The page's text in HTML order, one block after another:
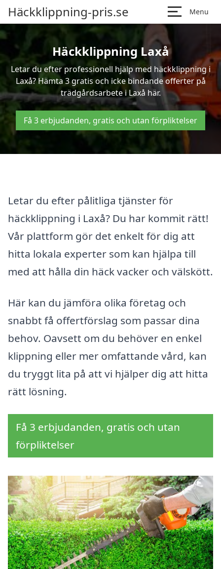
Häckklippning-pris.se Menu
Häckklippning Laxå
Letar du efter professionell hjälp med häckklippning i
Laxå? Hämta 3 gratis och icke bindande offerter på
trädgårdsarbete i Laxå här.
Få 3 erbjudanden, gratis och utan förpliktelser
Letar du efter pålitliga tjänster för
häckklippning i Laxå? Du har kommit rätt!
Vår plattform gör det enkelt för dig att
hitta lokala experter som kan hjälpa till
med att hålla din häck vacker och välskött.
Här kan du jämföra olika företag och
snabbt få offertförslag som passar dina
behov. Oavsett om du behöver en enkel
klippning eller mer omfattande vård, kan
du tryggt lita på att vi hjälper dig att hitta
rätt lösning.
Få 3 erbjudanden, gratis och utan
förpliktelser